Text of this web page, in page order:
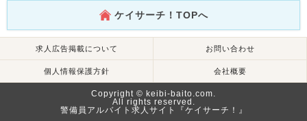
ケイサーチ！TOPへ
求人広告掲載について お問い合わせ
個人情報保護方針 会社概要
Copyright © keibi-baito.com.
All rights reserved.
警備員アルバイト求人サイト『ケイサーチ！』